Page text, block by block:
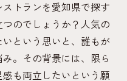
トランを愛知県で探す
のでしょうか？人気の
という思いと、誰もが
。その背景には、限ら
も両立したいという願